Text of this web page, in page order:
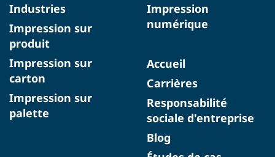
Industries
Impression sur
produit
Impression sur
carton
Impression sur
palette
Impression
numérique
Accueil
Carrières
Responsabilité
sociale d'entreprise
Blog